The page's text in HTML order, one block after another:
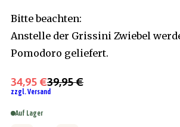
Bitte beachten:
Anstelle der Grissini Zwiebel
Pomodoro geliefert.
34,95 €39,95 €
zzgl. Versand
Auf Lager